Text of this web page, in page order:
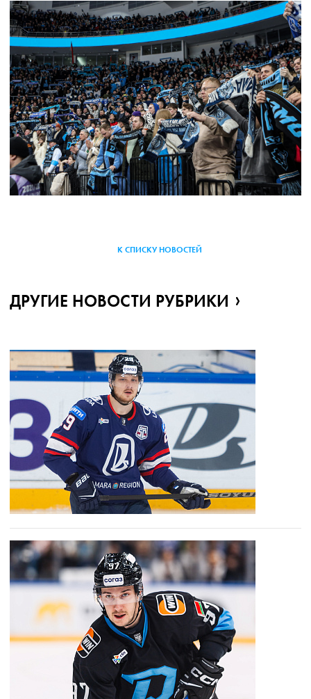
К СПИСКУ НОВОСТЕЙ
ДРУГИЕ НОВОСТИ РУБРИКИ